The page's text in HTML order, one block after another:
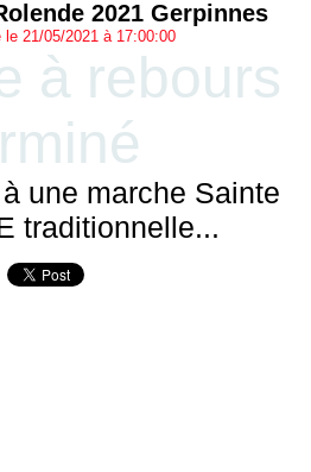
2021 Gerpinnes
21/05/2021 à 17:00:00
à rebours
une marche Sainte
traditionnelle...